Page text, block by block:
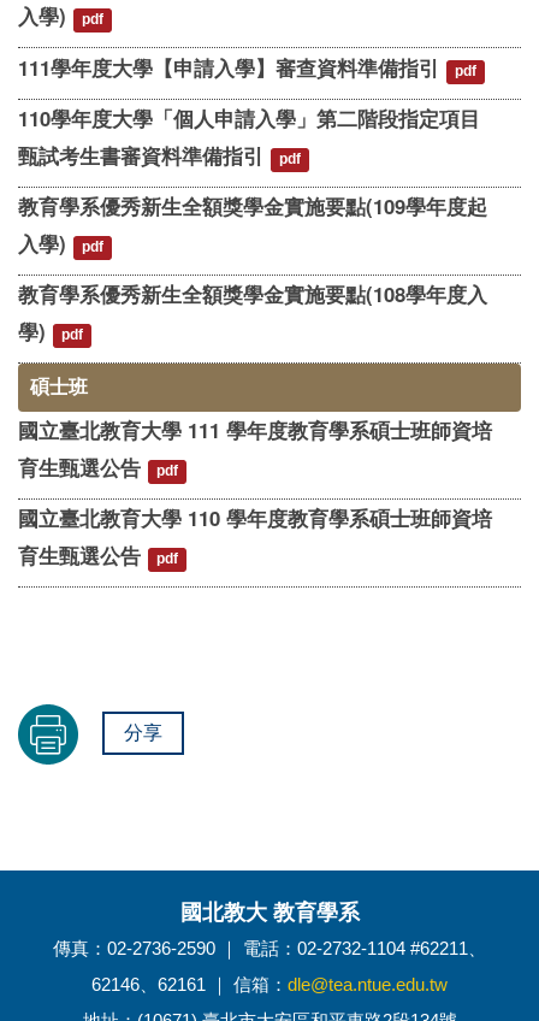
入學)
pdf
111學年度大學【申請入學】審查資料準備指引 pdf
110學年度大學「個人申請入學」第二階段指定項目
甄試考生書審資料準備指引
pdf
教育學系優秀新生全額獎學金實施要點(109學年度起
入學)
pdf
教育學系優秀新生全額獎學金實施要點(108學年度入
學)
pdf
碩士班
國立臺北教育大學 111 學年度教育學系碩士班師資培
育生甄選公告
pdf
國立臺北教育大學 110 學年度教育學系碩士班師資培
育生甄選公告
pdf
分享
國北教大 教育學系
傳真：02-2736-2590 ｜ 電話：02-2732-1104 #62211、
62146、62161 ｜ 信箱： dle@tea.ntue.edu.tw